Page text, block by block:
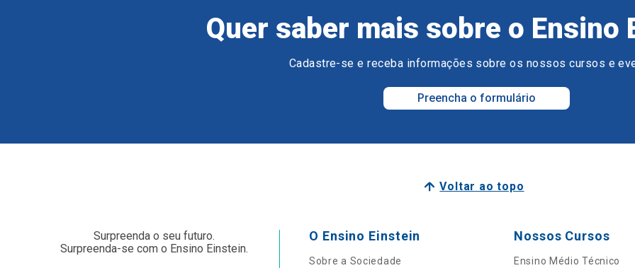
Quer saber mais sobre o Ensino
Cadastre-se e receba informações sobre os nossos cursos e
Preencha o formulário
Voltar ao topo
Surpreenda o seu futuro.
Surpreenda-se com o Ensino Einstein.
O Ensino Einstein
Sobre a Sociedade
Nossos Cursos
Ensino Médio Técnico